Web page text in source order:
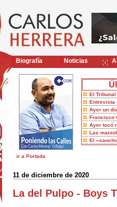
El
Entrevista
Ayer un
Francisco
Ayer tocó
Las
El
ir a Portada
11 de diciembre de 2020
La del Pulpo - Boys
Biografía Noticias